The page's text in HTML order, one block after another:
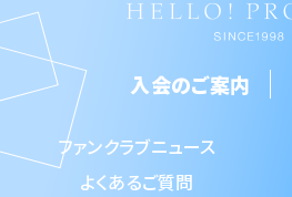
入会のご案内
ファンクラブニュース
よくあるご質問